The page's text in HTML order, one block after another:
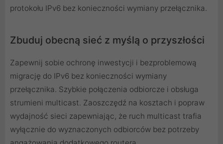
protokołu IPv6 bez konieczności wymiany przełącznika.
Zbuduj obecną sieć z myślą o przyszłości
Zapewnij sobie ochronę inwestycji i bezproblemową
migrację do IPv6 bez konieczności wymiany
przełącznika. Szybkie połączenia odbiorcze i obsługa
strumieni multicast. Zaoszczędź na kosztach i popraw
wydajność sieci zapewniając, że ruch multicast trafia
wyłącznie do wyznaczonych odbiorców bez potrzeby